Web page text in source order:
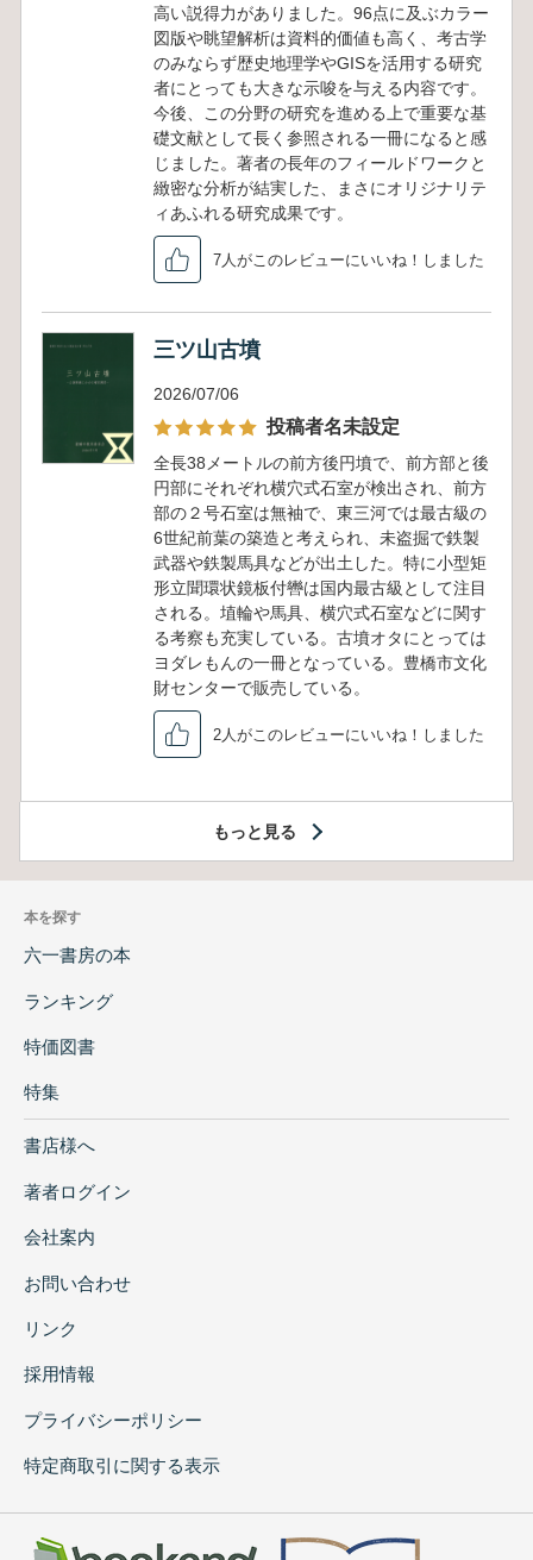
高い説得力がありました。96点に及ぶカラー
図版や眺望解析は資料的価値も高く、考古学
のみならず歴史地理学やGISを活用する研究
者にとっても大きな示唆を与える内容です。
今後、この分野の研究を進める上で重要な基
礎文献として長く参照される一冊になると感
じました。著者の長年のフィールドワークと
緻密な分析が結実した、まさにオリジナリテ
ィあふれる研究成果です。
7人がこのレビューにいいね！しました
三ツ山古墳
2026/07/06
投稿者名未設定
全長38メートルの前方後円墳で、前方部と後
円部にそれぞれ横穴式石室が検出され、前方
部の２号石室は無袖で、東三河では最古級の
6世紀前葉の築造と考えられ、未盗掘で鉄製
武器や鉄製馬具などが出土した。特に小型矩
形立聞環状鏡板付轡は国内最古級として注目
される。埴輪や馬具、横穴式石室などに関す
る考察も充実している。古墳オタにとっては
ヨダレもんの一冊となっている。豊橋市文化
財センターで販売している。
2人がこのレビューにいいね！しました
もっと見る
本を探す
六一書房の本
ランキング
特価図書
特集
書店様へ
著者ログイン
会社案内
お問い合わせ
リンク
採用情報
プライバシーポリシー
特定商取引に関する表示